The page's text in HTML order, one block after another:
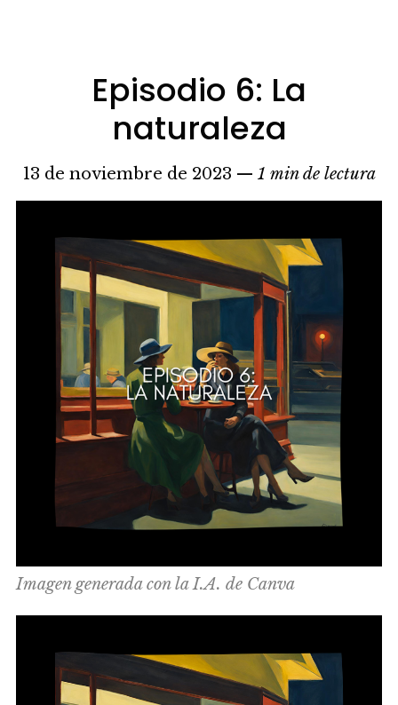
Episodio 6: La
naturaleza
13 de noviembre de 2023 — 1 min de lectura
Imagen generada con la I.A. de Canva